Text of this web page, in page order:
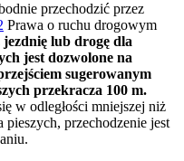
przechodzić przez
Prawa o ruchu drogowym
jezdnię lub drogę dla
jest dozwolone na
sugerowanym
przekracza 100 m.
w odległości mniejszej niż
przechodzenie jest